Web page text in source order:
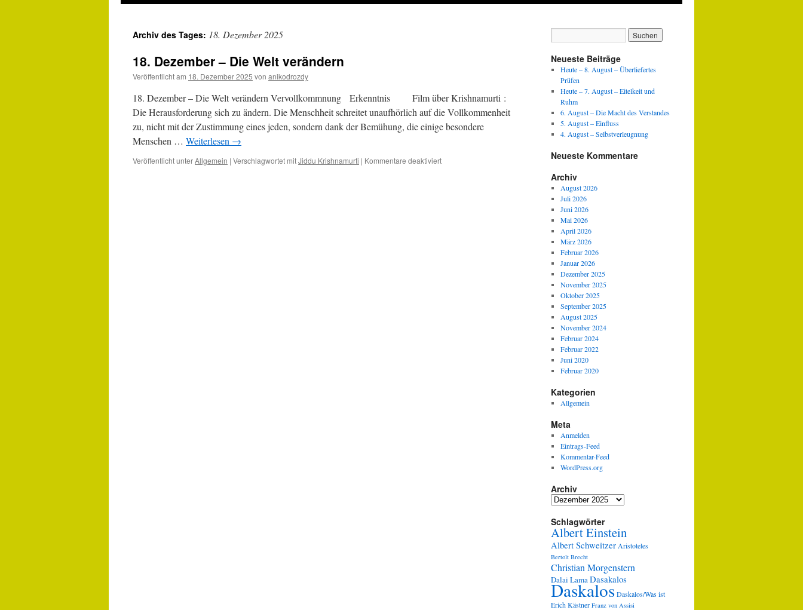
Archiv des Tages: 18. Dezember 2025
18. Dezember – Die Welt verändern
Veröffentlicht am 18. Dezember 2025 von anikodrozdy
18. Dezember – Die Welt verändern Vervollkommnung Erkenntnis Film über Krishnamurti :
Die Herausforderung sich zu ändern. Die Menschheit schreitet unaufhörlich auf die Vollkommenheit
zu, nicht mit der Zustimmung eines jeden, sondern dank der Bemühung, die einige besondere
Menschen … Weiterlesen →
Veröffentlicht unterAllgemein | Verschlagwortet mitJiddu Krishnamurti | Kommentare deaktiviertfür
Neueste Beiträge
Heute – 8. August – Überliefertes
Prüfen
Heute – 7. August – Eitelkeit und
Ruhm
6. August – Die Macht des Verstandes
5. August – Einfluss
4. August – Selbstverleugnung
Neueste Kommentare
Archiv
August 2026
Juli 2026
Juni 2026
Mai 2026
April 2026
März 2026
Februar 2026
Januar 2026
Dezember 2025
November 2025
Oktober 2025
September 2025
August 2025
November 2024
Februar 2024
Februar 2022
Juni 2020
Februar 2020
Kategorien
Allgemein
Meta
Anmelden
Eintrags-Feed
Kommentar-Feed
WordPress.org
Archiv
Archiv
Schlagwörter
Albert Einstein
Albert Schweitzer Aristoteles
Bertolt Brecht
Christian Morgenstern
Dalai LamaDasakalos
DaskalosDaskalos/Was ist
Erich Kästner Franz von Assisi